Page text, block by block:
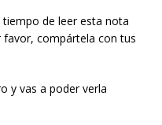
de leer esta nota
favor, compártela con tus
y vas a poder verla